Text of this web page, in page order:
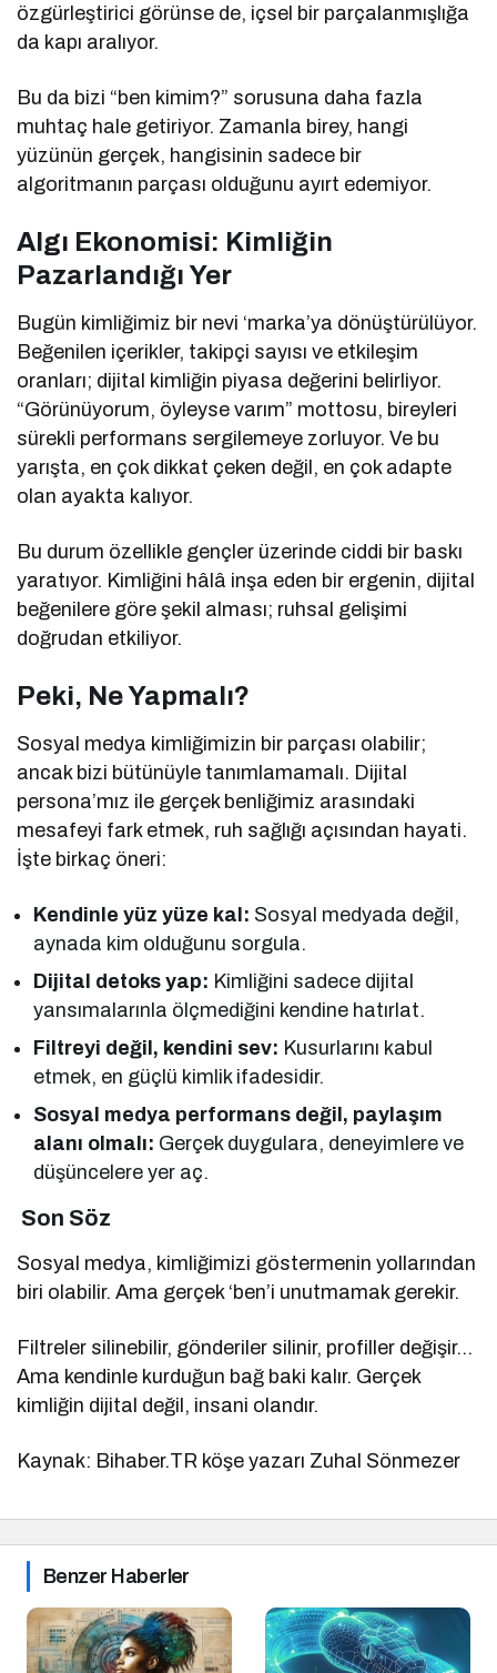
özgürleştirici görünse de, içsel bir parçalanmışlığa
da kapı aralıyor.
Bu da bizi “ben kimim?” sorusuna daha fazla
muhtaç hale getiriyor. Zamanla birey, hangi
yüzünün gerçek, hangisinin sadece bir
algoritmanın parçası olduğunu ayırt edemiyor.
Algı Ekonomisi: Kimliğin
Pazarlandığı Yer
Bugün kimliğimiz bir nevi ‘marka’ya dönüştürülüyor.
Beğenilen içerikler, takipçi sayısı ve etkileşim
oranları; dijital kimliğin piyasa değerini belirliyor.
“Görünüyorum, öyleyse varım” mottosu, bireyleri
sürekli performans sergilemeye zorluyor. Ve bu
yarışta, en çok dikkat çeken değil, en çok adapte
olan ayakta kalıyor.
Bu durum özellikle gençler üzerinde ciddi bir baskı
yaratıyor. Kimliğini hâlâ inşa eden bir ergenin, dijital
beğenilere göre şekil alması; ruhsal gelişimi
doğrudan etkiliyor.
Peki, Ne Yapmalı?
Sosyal medya kimliğimizin bir parçası olabilir;
ancak bizi bütünüyle tanımlamamalı. Dijital
persona’mız ile gerçek benliğimiz arasındaki
mesafeyi fark etmek, ruh sağlığı açısından hayati.
İşte birkaç öneri:
Kendinle yüz yüze kal: Sosyal medyada değil,
aynada kim olduğunu sorgula.
Dijital detoks yap: Kimliğini sadece dijital
yansımalarınla ölçmediğini kendine hatırlat.
Filtreyi değil, kendini sev: Kusurlarını kabul
etmek, en güçlü kimlik ifadesidir.
Sosyal medya performans değil, paylaşım
alanı olmalı: Gerçek duygulara, deneyimlere ve
düşüncelere yer aç.
Son Söz
Sosyal medya, kimliğimizi göstermenin yollarından
biri olabilir. Ama gerçek ‘ben’i unutmamak gerekir.
Filtreler silinebilir, gönderiler silinir, profiller değişir…
Ama kendinle kurduğun bağ baki kalır. Gerçek
kimliğin dijital değil, insani olandır.
Kaynak: Bihaber.TR köşe yazarı Zuhal Sönmezer
Benzer Haberler